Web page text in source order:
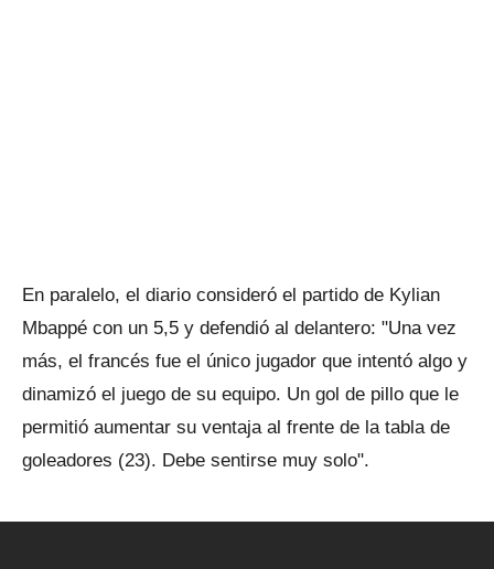
En paralelo, el diario consideró el partido de Kylian
Mbappé con un 5,5 y defendió al delantero: "Una vez
más, el francés fue el único jugador que intentó algo y
dinamizó el juego de su equipo. Un gol de pillo que le
permitió aumentar su ventaja al frente de la tabla de
goleadores (23). Debe sentirse muy solo".